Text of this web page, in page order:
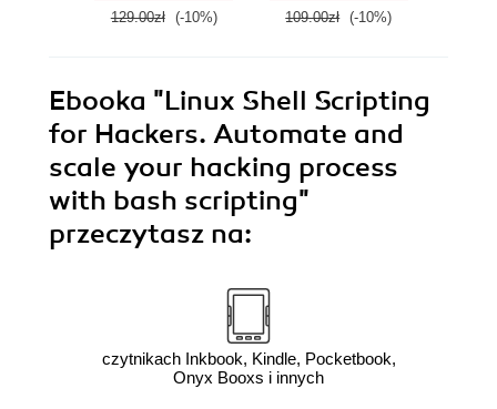
129.00zł (-10%) 109.00zł (-10%)
Ebooka "Linux Shell Scripting
for Hackers. Automate and
scale your hacking process
with bash scripting"
przeczytasz na:
czytnikach Inkbook, Kindle, Pocketbook,
Onyx Booxs i innych